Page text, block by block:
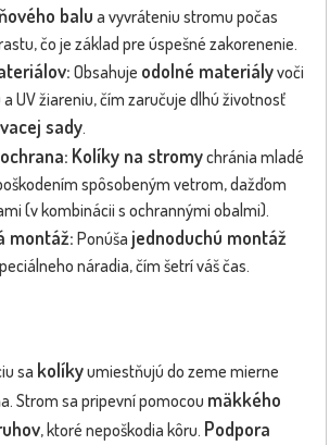
balu a vyvráteniu stromu počas
čo je základ pre úspešné zakorenenie.
Obsahuje odolné materiályvoči
UV žiareniu, čím zaručuje dlhú životnosť
sady.
Kolíky na stromychránia mladé
spôsobeným vetrom, dažďom
(v kombinácii s ochrannými obalmi).
montáž: Ponúša jednoduchú montáž
náradia, čím šetrí váš čas.
sa kolíkyumiestňujú do zeme mierne
Strom sa pripevní pomocou mäkkého
, ktoré nepoškodia kôru. Podpora